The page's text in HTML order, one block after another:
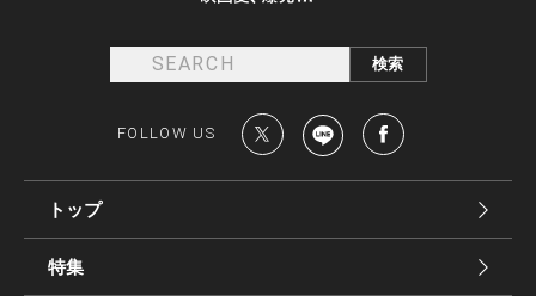
FOLLOW US
トップ
特集